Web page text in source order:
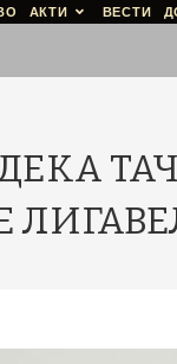
АКТИ ВЕСТИ